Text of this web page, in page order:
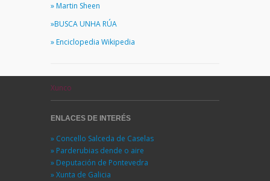
» Martin Sheen
»BUSCA UNHA RÚA
» Enciclopedia Wikipedia
Xunco
ENLACES DE INTERÉS
» Concello Salceda de Caselas
» Parderubias dende o aire
» Deputación de Pontevedra
» Xunta de Galicia